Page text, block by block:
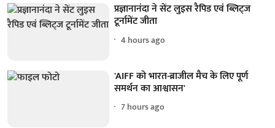
प्रज्ञानानंदा ने सेंट लुइस रैपिड एवं ब्लिट्ज
टूर्नामेंट जीता
4 hours ago
'AIFF को भारत-ब्राजील मैच के लिए पूर्ण
समर्थन का आश्वासन'
7 hours ago